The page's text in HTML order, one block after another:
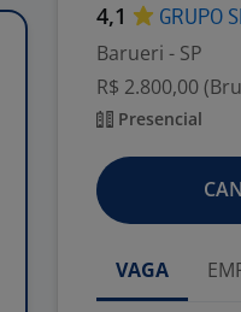
4,1 GRUPO
Barueri - SP
R$ 2.800,00
Presencial
VAGA